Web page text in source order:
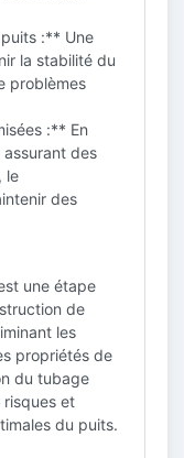
:** Une
la stabilité du
problèmes
:** En
des
le
des
une étape
de
les
propriétés de
du tubage
et
du puits.